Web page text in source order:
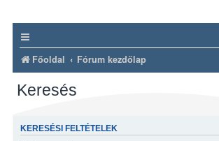
Főoldal Fórum kezdőlap
Keresés
KERESÉSI FELTÉTELEK